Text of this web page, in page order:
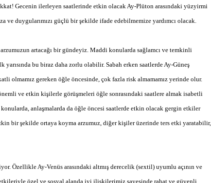
Gecenin ilerleyen saatlerinde etkin olacak Ay-Plüton arasındaki yüzyirmi
ve duygularımızı güçlü bir şekilde ifade edebilmemize yardımcı olacak.
artacağı bir gündeyiz. Maddi konularda sağlamcı ve temkinli
yarısında bu biraz daha zorlu olabilir. Sabah erken saatlerde Ay-Güneş
olmamız gereken öğle öncesinde, çok fazla risk almamamız yerinde olur.
ve etkin kişilerle görüşmeleri öğle sonrasındaki saatlere almak isabetli
anlaşmalarda da öğle öncesi saatlerde etkin olacak gergin etkiler
bir şekilde ortaya koyma arzumuz, diğer kişiler üzerinde ters etki yaratabilir,
Özellikle Ay-Venüs arasındaki altmış derecelik (sextil) uyumlu açının ve
özel ve sosyal alanda iyi ilişkilerimiz sayesinde rahat ve güvenli